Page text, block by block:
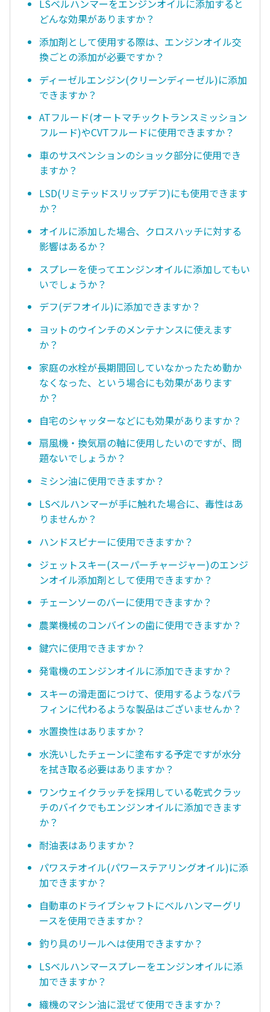
LSベルハンマーをエンジンオイルに添加すると
どんな効果がありますか？
添加剤として使用する際は、エンジンオイル交
換ごとの添加が必要ですか？
ディーゼルエンジン(クリーンディーゼル)に添加
できますか？
ATフルード(オートマチックトランスミッション
フルード)やCVTフルードに使用できますか？
車のサスペンションのショック部分に使用でき
ますか？
LSD(リミテッドスリップデフ)にも使用できます
か？
オイルに添加した場合、クロスハッチに対する
影響はあるか？
スプレーを使ってエンジンオイルに添加してもい
いでしょうか？
デフ(デフオイル)に添加できますか？
ヨットのウインチのメンテナンスに使えます
か？
家庭の水栓が長期間回していなかったため動か
なくなった、という場合にも効果があります
か？
自宅のシャッターなどにも効果がありますか？
扇風機・換気扇の軸に使用したいのですが、問
題ないでしょうか？
ミシン油に使用できますか？
LSベルハンマーが手に触れた場合に、毒性はあ
りませんか？
ハンドスピナーに使用できますか？
ジェットスキー(スーパーチャージャー)のエンジ
ンオイル添加剤として使用できますか？
チェーンソーのバーに使用できますか？
農業機械のコンバインの歯に使用できますか？
鍵穴に使用できますか？
発電機のエンジンオイルに添加できますか？
スキーの滑走面につけて、使用するようなパラ
フィンに代わるような製品はございませんか？
水置換性はありますか？
水洗いしたチェーンに塗布する予定ですが水分
を拭き取る必要はありますか？
ワンウェイクラッチを採用している乾式クラッ
チのバイクでもエンジンオイルに添加できます
か？
耐油表はありますか？
パワステオイル(パワーステアリングオイル)に添
加できますか？
自動車のドライブシャフトにベルハンマーグリ
ースを使用できますか？
釣り具のリールへは使用できますか？
LSベルハンマースプレーをエンジンオイルに添
加できますか？
織機のマシン油に混ぜて使用できますか？